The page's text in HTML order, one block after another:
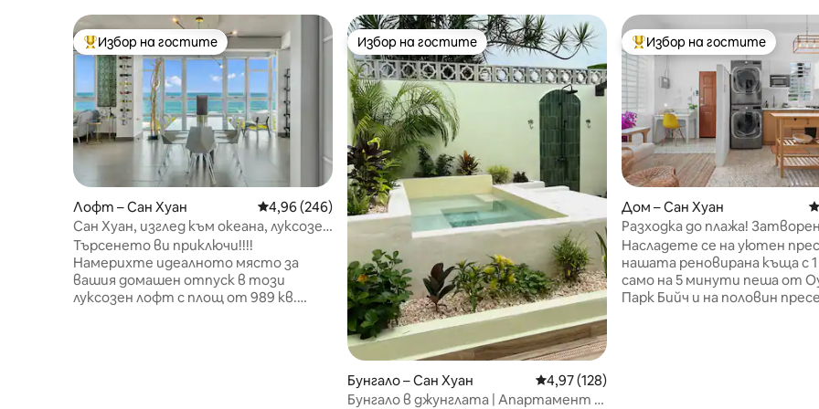
Най-популярен избор на гостите
Избор на гостите
Лофт – Сан Хуан Средна оценка: 4,96 от 5, 246 отзива
4,96 (246)
Сан Хуан, изглед към океана, луксозен
ЛОФТ,
Търсенето ви приключи!!!!
Намерихте идеалното място за
вашия домашен отпуск в този
луксозен лофт с площ от 989 кв.
Избор на гостите
Избор на гостите
Бунгало – Сан Хуан Средна оценка: 4,97 от 5, 128 отзива
4,97 (128)
Бунгало в джунглата | Апартамент с
Най-популярен избор на
Избор на гостите
Дом – Сан Хуан
Разходка до плажа!
|Реновирано! Светло и
Насладете се на уютен
нашата реновирана къща с 1
само на 5 минути пеша от
Парк Бийч и на половин